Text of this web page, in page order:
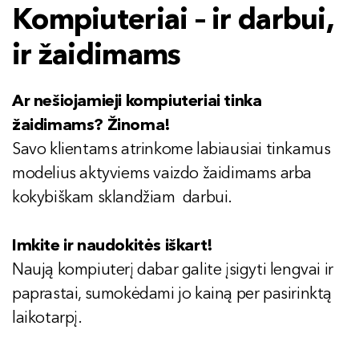
Kompiuteriai – ir darbui,
ir žaidimams
Ar nešiojamieji kompiuteriai tinka
žaidimams? Žinoma!
Savo klientams atrinkome labiausiai tinkamus
modelius aktyviems vaizdo žaidimams arba
kokybiškam sklandžiam darbui.
Imkite ir naudokitės iškart!
Naują kompiuterį dabar galite įsigyti lengvai ir
paprastai, sumokėdami jo kainą per pasirinktą
laikotarpį.